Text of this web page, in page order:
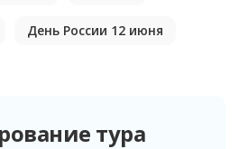
День России 12 июня
тура